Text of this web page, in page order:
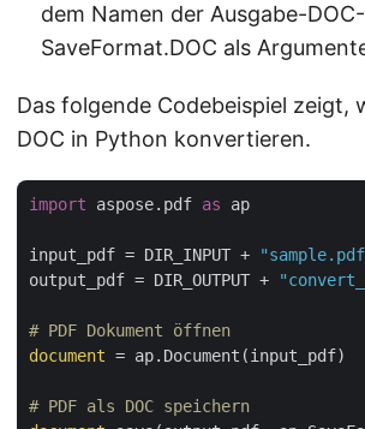
dem Namen der Ausgabe-
SaveFormat.DOC als
Das folgende Codebeispiel zeigt,
DOC in Python konvertieren.
import aspose.pdf as ap
input_pdf = DIR_INPUT +
output_pdf = DIR_OUTPUT +
# PDF Dokument öffnen
document = ap.Document(input_pdf)
# PDF als DOC speichern